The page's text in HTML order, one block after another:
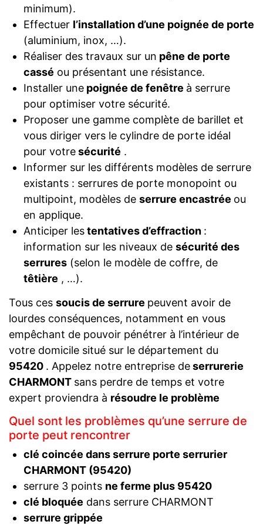
minimum).
Effectuer l’installation d’une poignée de porte
(aluminium, inox, …).
Réaliser des travaux sur un pêne de porte
cassé ou présentant une résistance.
Installer unepoignée de fenêtre à serrure
pour optimiser votre sécurité.
Proposer une gamme complète de barillet et
vous diriger vers le cylindre de porte idéal
pour votresécurité .
Informer sur les différents modèles de serrure
existants : serrures de porte monopoint ou
multipoint, modèles de serrure encastrée ou
en applique.
Anticiper lestentatives d’effraction :
information sur les niveaux de sécurité des
serrures(selon le modèle de coffre, de
têtière , …).
Tous ces soucis de serrure peuvent avoir de
lourdes conséquences, notamment en vous
empêchant de pouvoir pénétrer à l’intérieur de
votre domicile situé sur le département du
95420 . Appelez notre entreprise deserrurerie
CHARMONT sans perdre de temps et votre
expert proviendra à résoudre le problème
Quel sont les problèmes qu’une serrure de
porte peut rencontrer
clé coincée dans serrure porte serrurier
CHARMONT (95420)
serrure 3 points ne ferme plus 95420
clé bloquée dans serrure CHARMONT
serrure grippée